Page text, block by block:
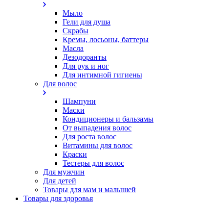
Мыло
Гели для душа
Скрабы
Кремы, лосьоны, баттеры
Масла
Дезодоранты
Для рук и ног
Для интимной гигиены
Для волос
Шампуни
Маски
Кондиционеры и бальзамы
От выпадения волос
Для роста волос
Витамины для волос
Краски
Тестеры для волос
Для мужчин
Для детей
Товары для мам и малышей
Товары для здоровья